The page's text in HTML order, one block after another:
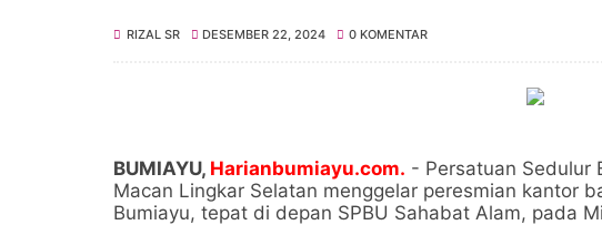
RIZAL SR DESEMBER 22, 2024 0 KOMENTAR
BUMIAYU, Harianbumiayu.com. - Persatuan Sedulur
Macan Lingkar Selatan menggelar peresmian kantor
Bumiayu, tepat di depan SPBU Sahabat Alam, pada